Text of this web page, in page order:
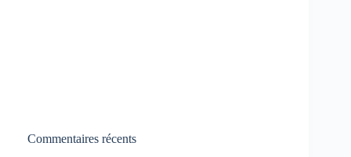
Commentaires récents